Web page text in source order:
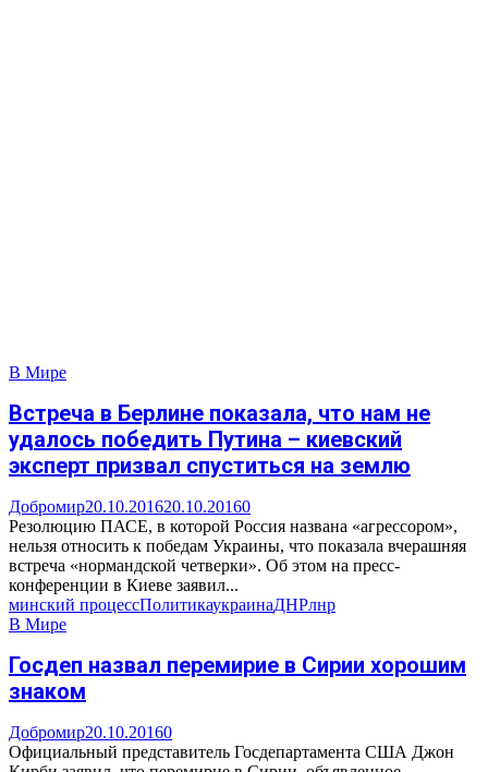
В Мире
Встреча в Берлине показала, что нам не
удалось победить Путина – киевский
эксперт призвал спуститься на землю
Добромир20.10.201620.10.20160
Резолюцию ПАСЕ, в которой Россия названа «агрессором»,
нельзя относить к победам Украины, что показала вчерашняя
встреча «нормандской четверки». Об этом на пресс-
конференции в Киеве заявил...
минский процессПолитикаукраинаДНРлнр
В Мире
Госдеп назвал перемирие в Сирии хорошим
знаком
Добромир20.10.20160
Официальный представитель Госдепартамента США Джон